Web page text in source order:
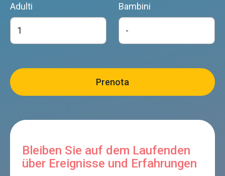
Adulti Bambini
Bleiben Sie auf dem Laufenden
über Ereignisse und Erfahrungen